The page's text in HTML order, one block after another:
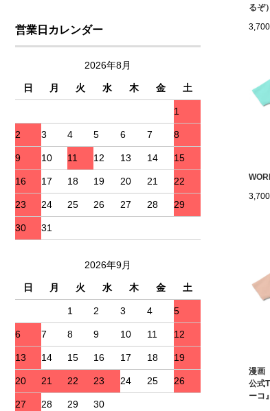
営業日カレンダー
2026年8月
日 月 火 水 木 金 土
1
2 3 4 5 6 7 8
9 10 11 12 13 14 15
16 17 18 19 20 21 22
23 24 25 26 27 28 29
30 31
2026年9月
日 月 火 水 木 金 土
1 2 3 4 5
6 7 8 9 10 11 12
13 14 15 16 17 18 19
20 21 22 23 24 25 26
27 28 29 30
るぞ）
漫画
公式
ーコ』